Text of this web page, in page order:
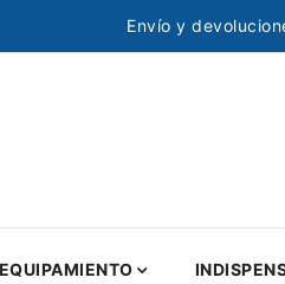
Envío y
EQUIPAMIENTO